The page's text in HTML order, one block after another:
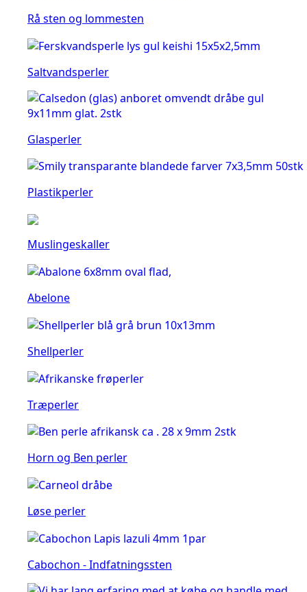
Rå sten og lommesten
Saltvandsperler
Glasperler
Plastikperler
Muslingeskaller
Abelone
Shellperler
Træperler
Horn og Ben perler
Løse perler
Cabochon - Indfatningssten